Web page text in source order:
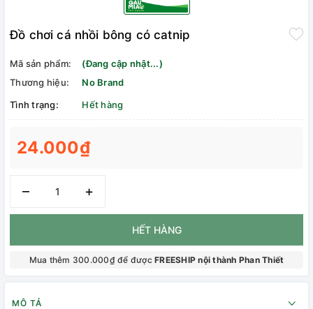
Đồ chơi cá nhồi bông có catnip
Mã sản phẩm:
(Đang cập nhật...)
Thương hiệu:
No Brand
Tình trạng:
Hết hàng
24.000₫
– +
HẾT HÀNG
Mua thêm 300.000₫ để đượcFREESHIP nội thành Phan Thiết
MÔ TẢ